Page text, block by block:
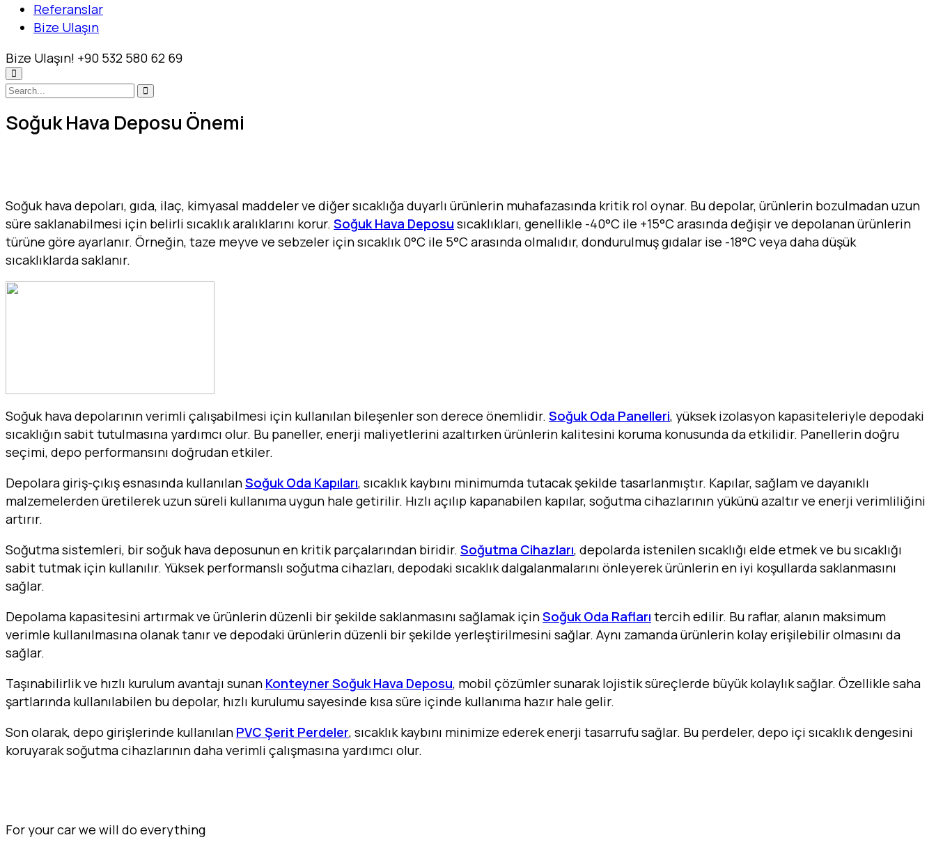
Referanslar
Bize Ulaşın
Bize Ulaşın! +90 532 580 62 69
Soğuk Hava Deposu Önemi
Soğuk hava depoları, gıda, ilaç, kimyasal maddeler ve diğer sıcaklığa duyarlı ürünlerin muhafazasında kritik rol oynar. Bu depolar, ürünlerin bozulmadan uzun
süre saklanabilmesi için belirli sıcaklık aralıklarını korur. Soğuk Hava Deposu sıcaklıkları, genellikle -40°C ile +15°C arasında değişir ve depolanan ürünlerin
türüne göre ayarlanır. Örneğin, taze meyve ve sebzeler için sıcaklık 0°C ile 5°C arasında olmalıdır, dondurulmuş gıdalar ise -18°C veya daha düşük
sıcaklıklarda saklanır.
Soğuk hava depolarının verimli çalışabilmesi için kullanılan bileşenler son derece önemlidir. Soğuk Oda Panelleri, yüksek izolasyon kapasiteleriyle depodaki
sıcaklığın sabit tutulmasına yardımcı olur. Bu paneller, enerji maliyetlerini azaltırken ürünlerin kalitesini koruma konusunda da etkilidir. Panellerin doğru
seçimi, depo performansını doğrudan etkiler.
Depolara giriş-çıkış esnasında kullanılanSoğuk Oda Kapıları, sıcaklık kaybını minimumda tutacak şekilde tasarlanmıştır. Kapılar, sağlam ve dayanıklı
malzemelerden üretilerek uzun süreli kullanıma uygun hale getirilir. Hızlı açılıp kapanabilen kapılar, soğutma cihazlarının yükünü azaltır ve enerji verimliliğini
artırır.
Soğutma sistemleri, bir soğuk hava deposunun en kritik parçalarından biridir. Soğutma Cihazları, depolarda istenilen sıcaklığı elde etmek ve bu sıcaklığı
sabit tutmak için kullanılır. Yüksek performanslı soğutma cihazları, depodaki sıcaklık dalgalanmalarını önleyerek ürünlerin en iyi koşullarda saklanmasını
sağlar.
Depolama kapasitesini artırmak ve ürünlerin düzenli bir şekilde saklanmasını sağlamak içinSoğuk Oda Rafları tercih edilir. Bu raflar, alanın maksimum
verimle kullanılmasına olanak tanır ve depodaki ürünlerin düzenli bir şekilde yerleştirilmesini sağlar. Aynı zamanda ürünlerin kolay erişilebilir olmasını da
sağlar.
Taşınabilirlik ve hızlı kurulum avantajı sunan Konteyner Soğuk Hava Deposu, mobil çözümler sunarak lojistik süreçlerde büyük kolaylık sağlar. Özellikle saha
şartlarında kullanılabilen bu depolar, hızlı kurulumu sayesinde kısa süre içinde kullanıma hazır hale gelir.
Son olarak, depo girişlerinde kullanılan PVC Şerit Perdeler, sıcaklık kaybını minimize ederek enerji tasarrufu sağlar. Bu perdeler, depo içi sıcaklık dengesini
koruyarak soğutma cihazlarının daha verimli çalışmasına yardımcı olur.
For your car we will do everything